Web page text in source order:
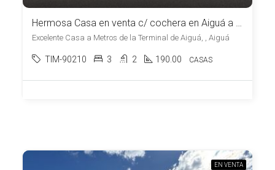
Hermosa Casa en venta c/ cochera en Aiguá a una cuadra de la Plaza
Excelente Casa a Metros de la Terminal de Aiguá, , Aiguá
TIM-90210 3 2 190.00 CASAS
EN VENTA